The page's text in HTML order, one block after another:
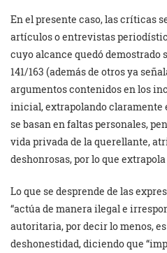
En el presente caso, las críticas
artículos o entrevistas
cuyo alcance quedó demostrado
141/163 (además de otros ya
argumentos contenidos en los
inicial, extrapolando
se basan en faltas personales,
vida privada de la querellante,
deshonrosas, por lo que
Lo que se desprende de las
“actúa de manera ilegal e
autoritaria, por decir lo menos,
deshonestidad, diciendo que